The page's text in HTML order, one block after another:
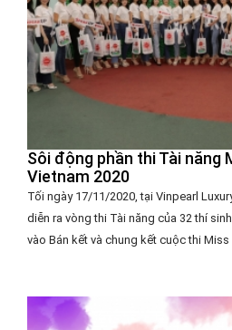
Sôi động phần thi Tài năng
Vietnam 2020
Tối ngày 17/11/2020, tại Vinpearl
diễn ra vòng thi Tài năng của 32 thí
vào Bán kết và chung kết cuộc thi Miss